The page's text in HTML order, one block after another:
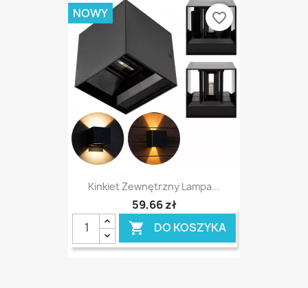
Kinkiet Zewnętrzny Lampa...
59,66 zł
 DO KOSZYKA
NOWY favorite_border